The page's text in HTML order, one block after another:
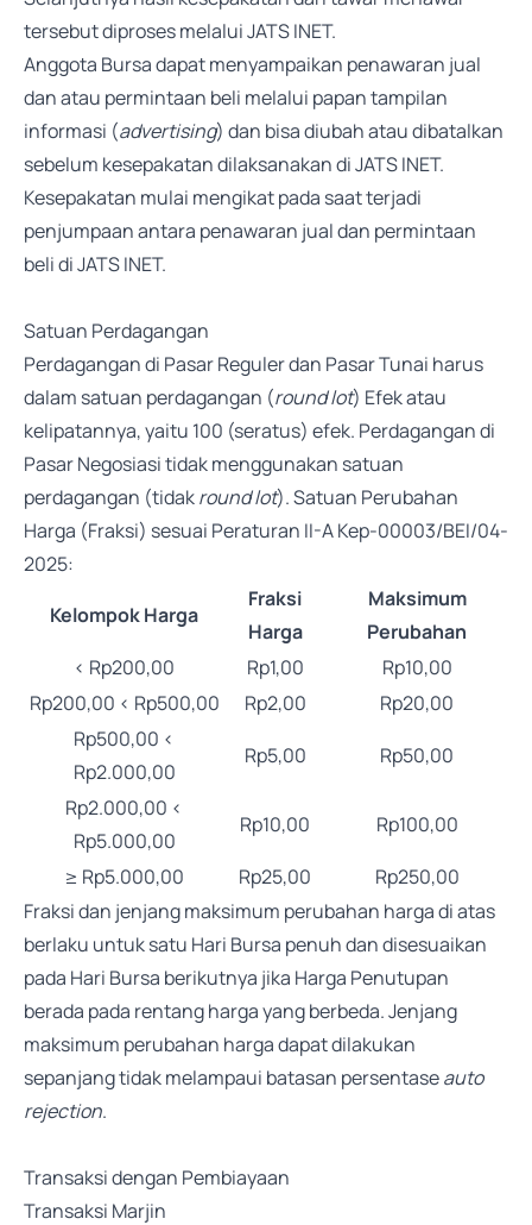
tersebut diproses melalui JATS INET.
Anggota Bursa dapat menyampaikan penawaran jual
dan atau permintaan beli melalui papan tampilan
informasi (advertising) dan bisa diubah atau dibatalkan
sebelum kesepakatan dilaksanakan di JATS INET.
Kesepakatan mulai mengikat pada saat terjadi
penjumpaan antara penawaran jual dan permintaan
beli di JATS INET.
Satuan Perdagangan
Perdagangan di Pasar Reguler dan Pasar Tunai harus
dalam satuan perdagangan (round lot) Efek atau
kelipatannya, yaitu 100 (seratus) efek. Perdagangan di
Pasar Negosiasi tidak menggunakan satuan
perdagangan (tidakround lot). Satuan Perubahan
Harga (Fraksi) sesuai Peraturan II-A Kep-00003/BEI/04-
2025:
Kelompok Harga
Fraksi
Harga
Maksimum
Perubahan
< Rp200,00
Rp1,00
Rp10,00
Rp200,00 < Rp500,00
Rp2,00
Rp20,00
Rp500,00 <
Rp2.000,00
Rp5,00
Rp50,00
Rp2.000,00 <
Rp5.000,00
Rp10,00
Rp100,00
≥ Rp5.000,00
Rp25,00
Rp250,00
Fraksi dan jenjang maksimum perubahan harga di atas
berlaku untuk satu Hari Bursa penuh dan disesuaikan
pada Hari Bursa berikutnya jika Harga Penutupan
berada pada rentang harga yang berbeda. Jenjang
maksimum perubahan harga dapat dilakukan
sepanjang tidak melampaui batasan persentaseauto
rejection.
Transaksi dengan Pembiayaan
Transaksi Marjin